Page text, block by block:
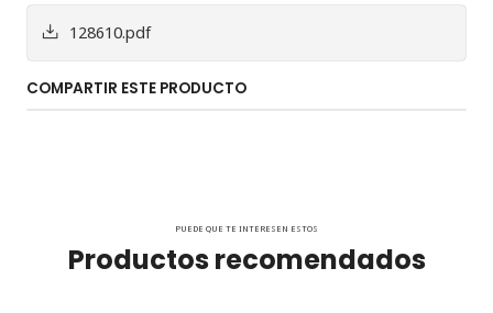
128610.pdf
COMPARTIR ESTE PRODUCTO
PUEDE QUE TE INTERESEN ESTOS
Productos recomendados